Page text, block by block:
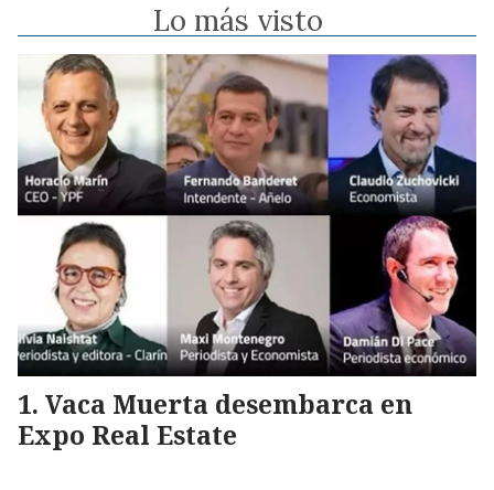
Lo más visto
Vaca Muerta desembarca en
Expo Real Estate